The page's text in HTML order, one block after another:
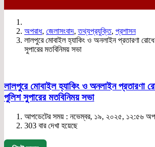
অপরাধ, জেলাসংবাদ,তথ্যপ্রযুক্তি, প্রশাসন
লালপুরে মোবাইল হ্যাকিং ও অনলাইন প্রতারণা রোধে
সুপারের মতবিনিময় সভা
লালপুরে মোবাইল হ্যাকিং ও অনলাইন প্রতারণা
পুলিশ সুপারের মতবিনিময় সভা
আপডেটের সময় : নভেম্বর, ১৯, ২০২৫, ১২:৫৬
303 বার দেখা হয়েছে